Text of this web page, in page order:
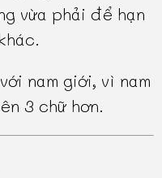
vừa phải để hạn
nam giới, vì nam
3 chữ hơn.